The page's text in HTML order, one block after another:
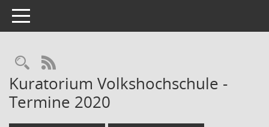
Toggle navigation
Rechercheauswahl
RSS-Feed
Kuratorium Volkshochschule -
Termine 2020